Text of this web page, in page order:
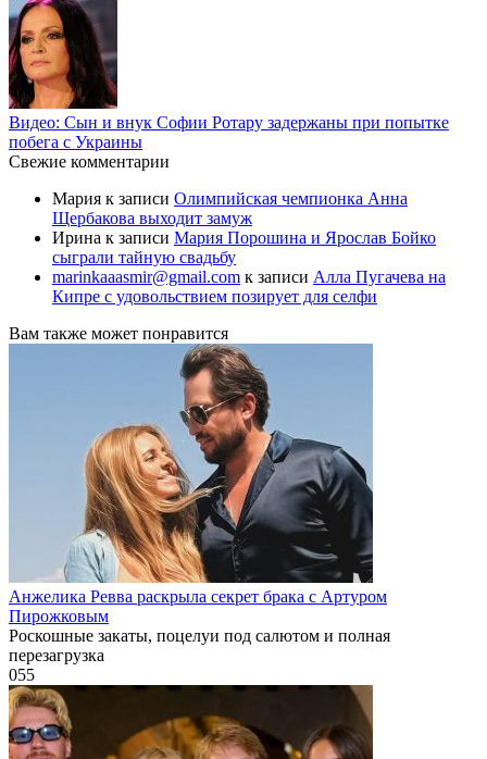
Видео: Сын и внук Софии Ротару задержаны при попытке
побега с Украины
Свежие комментарии
Мария к записи Олимпийская чемпионка Анна
Щербакова выходит замуж
Ирина к записи Мария Порошина и Ярослав Бойко
сыграли тайную свадьбу
marinkaaasmir@gmail.com к записи Алла Пугачева на
Кипре с удовольствием позирует для селфи
Вам также может понравится
Анжелика Ревва раскрыла секрет брака с Артуром
Пирожковым
Роскошные закаты, поцелуи под салютом и полная
перезагрузка
055